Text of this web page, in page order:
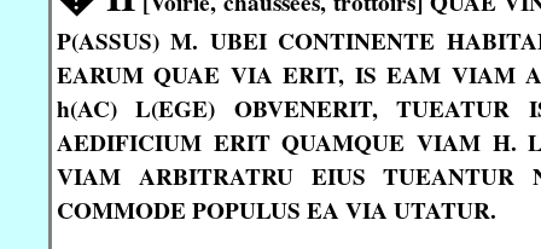
P(ASSUS) M. UBEI CONTINENTE
EARUM QUAE VIA ERIT, IS EAM VIAM
h(AC) L(EGE) OBVENERIT, TUEATUR
AEDIFICIUM ERIT QUAMQUE VIAM H.
VIAM ARBITRATRU EIUS TUEANTUR
COMMODE POPULUS EA VIA UTATUR.